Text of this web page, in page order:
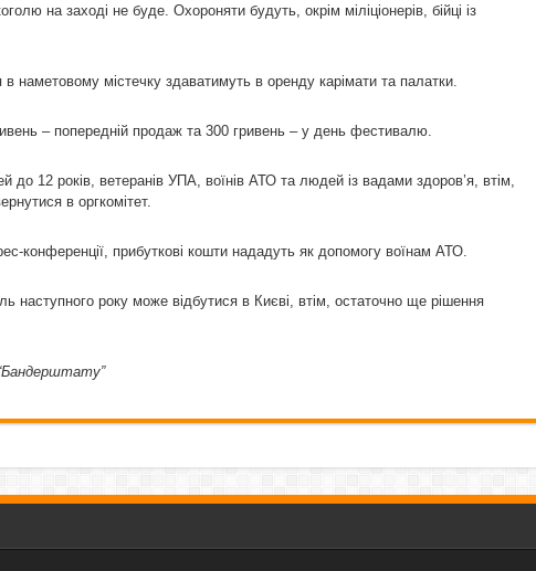
на заході не буде. Охороняти будуть, окрім міліціонерів, бійці із
наметовому містечку здаватимуть в оренду карімати та палатки.
– попередній продаж та 300 гривень – у день фестивалю.
до 12 років, ветеранів УПА, воїнів АТО та людей із вадами здоров’я, втім,
в оргкомітет.
конференції, прибуткові кошти нададуть як допомогу воїнам АТО.
наступного року може відбутися в Києві, втім, остаточно ще рішення